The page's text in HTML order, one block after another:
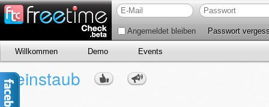
Angemeldet bleiben Passwort
Willkommen Demo Events
Feinstaub